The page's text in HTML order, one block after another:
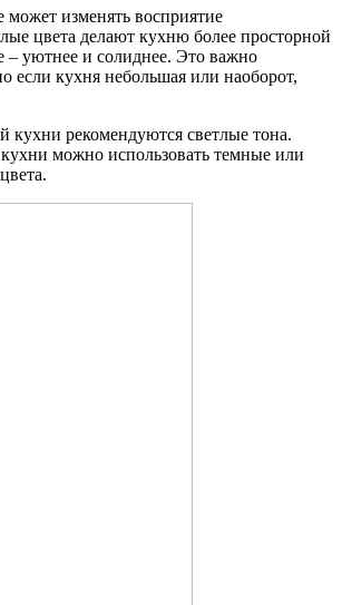
может изменять восприятие
цвета делают кухню более просторной
– уютнее и солиднее. Это важно
если кухня небольшая или наоборот,
кухни рекомендуются светлые тона.
можно использовать темные или